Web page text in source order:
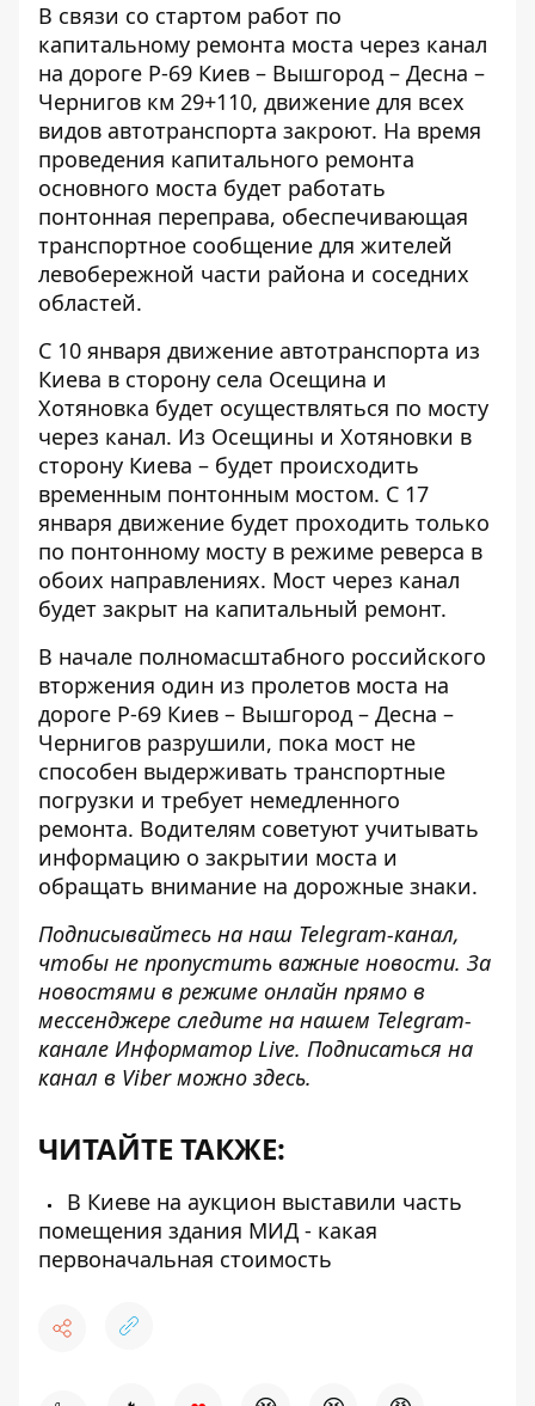
В связи со стартом работ по
капитальному ремонта моста через канал
на дороге Р-69 Киев – Вышгород – Десна –
Чернигов км 29+110, движение для всех
видов автотранспорта закроют. На время
проведения капитального ремонта
основного моста будет работать
понтонная переправа, обеспечивающая
транспортное сообщение для жителей
левобережной части района и соседних
областей.
С 10 января движение автотранспорта из
Киева в сторону села Осещина и
Хотяновка будет осуществляться по мосту
через канал. Из Осещины и Хотяновки в
сторону Киева – будет происходить
временным понтонным мостом. С 17
января движение будет проходить только
по понтонному мосту в режиме реверса в
обоих направлениях. Мост через канал
будет закрыт на капитальный ремонт.
В начале полномасштабного российского
вторжения один из пролетов моста на
дороге Р-69 Киев – Вышгород – Десна –
Чернигов разрушили, пока мост не
способен выдерживать транспортные
погрузки и требует немедленного
ремонта. Водителям советуют учитывать
информацию о закрытии моста и
обращать внимание на дорожные знаки.
Подписывайтесь на наш Telegram-канал,
чтобы не пропустить важные новости. За
новостями в режиме онлайн прямо в
мессенджере следите на нашем Telegram-
канале Информатор Live. Подписаться на
канал в Viber можно здесь.
ЧИТАЙТЕ ТАКЖЕ:
В Киеве на аукцион выставили часть
помещения здания МИД - какая
первоначальная стоимость